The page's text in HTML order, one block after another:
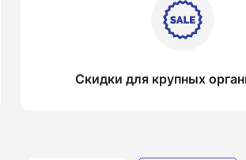
Скидки для крупных